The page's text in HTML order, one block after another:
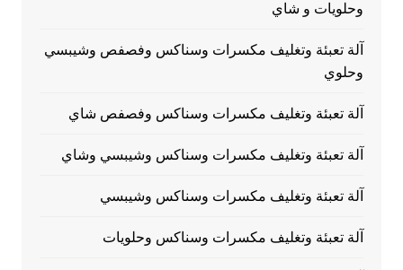
وحلويات و شاي
آلة تعبئة وتغليف مكسرات وسناكس وفصفص وشيبسي
وحلوي
آلة تعبئة وتغليف مكسرات وسناكس وفصفص شاي
آلة تعبئة وتغليف مكسرات وسناكس وشيبسي وشاي
آلة تعبئة وتغليف مكسرات وسناكس وشيبسي
آلة تعبئة وتغليف مكسرات وسناكس وحلويات